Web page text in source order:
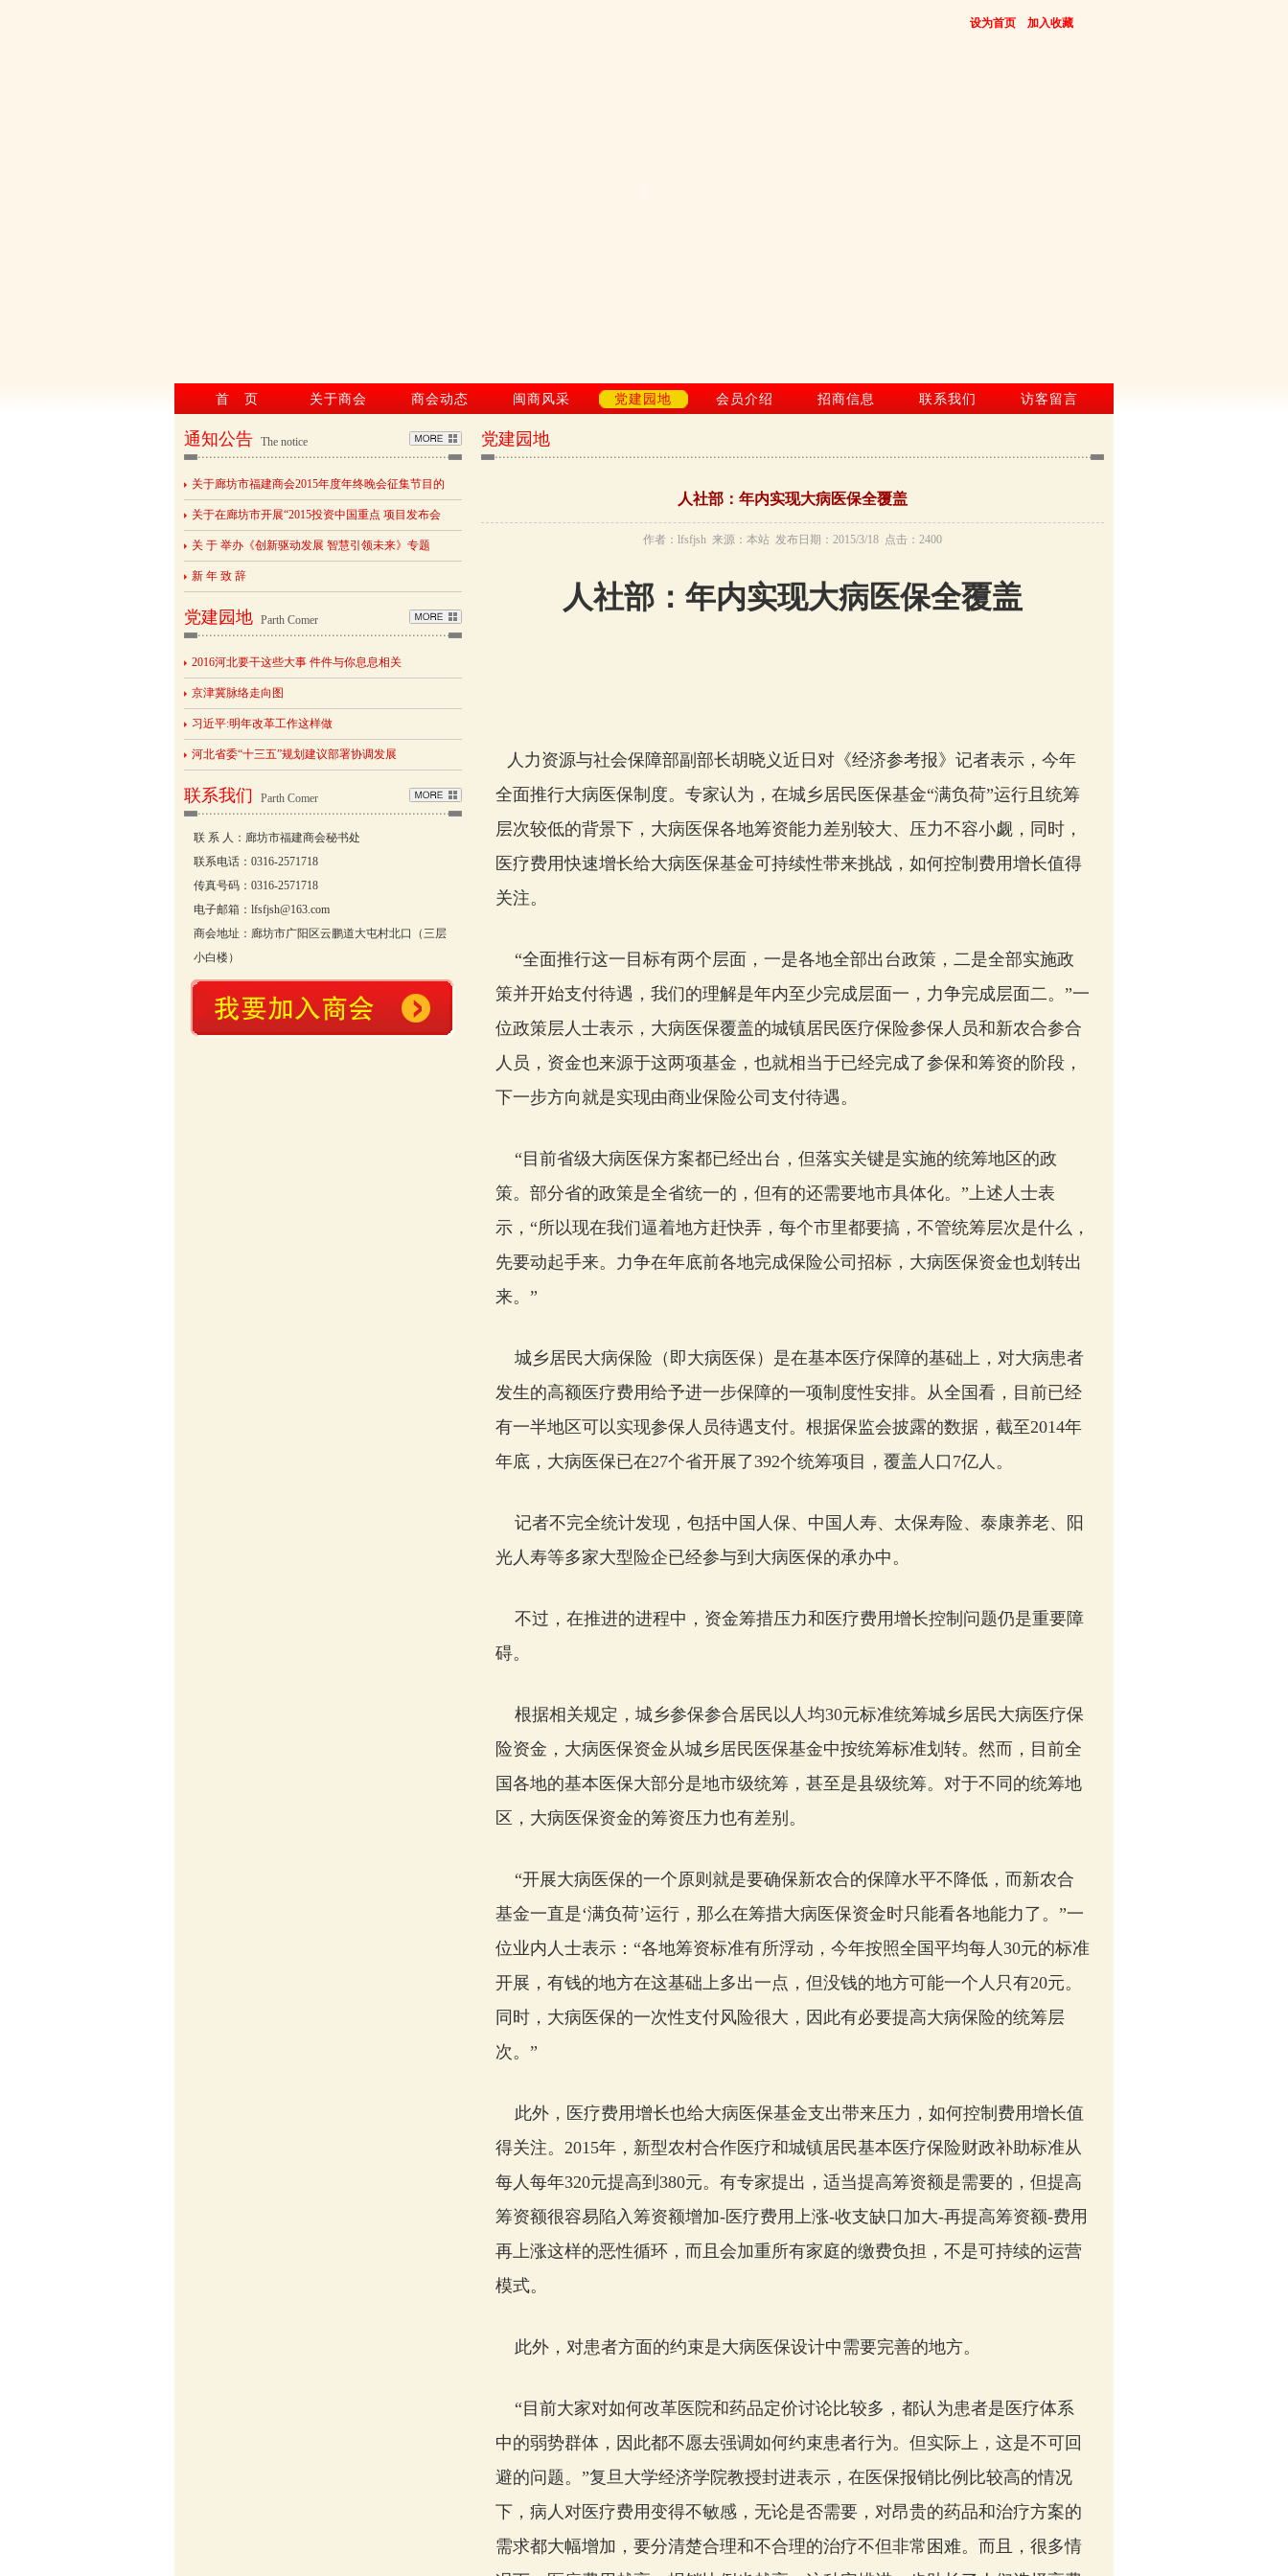
设为首页 加入收藏
首 页 关于商会 商会动态 闽商风采 党建园地 会员介绍 招商信息 联系我们 访客留言
通知公告 The notice
关于廊坊市福建商会2015年度年终晚会征集节目的
关于在廊坊市开展“2015投资中国重点 项目发布会
关 于 举办《创新驱动发展 智慧引领未来》专题
新 年 致 辞
党建园地 Parth Comer
2016河北要干这些大事 件件与你息息相关
京津冀脉络走向图
习近平:明年改革工作这样做
河北省委“十三五”规划建议部署协调发展
联系我们 Parth Comer
联 系 人：廊坊市福建商会秘书处
联系电话：0316-2571718
传真号码：0316-2571718
电子邮箱：lfsfjsh@163.com
商会地址：廊坊市广阳区云鹏道大屯村北口（三层
小白楼）
党建园地
人社部：年内实现大病医保全覆盖
作者：lfsfjsh 来源：本站 发布日期：2015/3/18 点击：2400
人社部：年内实现大病医保全覆盖
人力资源与社会保障部副部长胡晓义近日对《经济参考报》记者表示，今年
全面推行大病医保制度。专家认为，在城乡居民医保基金“满负荷”运行且统筹
层次较低的背景下，大病医保各地筹资能力差别较大、压力不容小觑，同时，
医疗费用快速增长给大病医保基金可持续性带来挑战，如何控制费用增长值得
关注。
“全面推行这一目标有两个层面，一是各地全部出台政策，二是全部实施政
策并开始支付待遇，我们的理解是年内至少完成层面一，力争完成层面二。”一
位政策层人士表示，大病医保覆盖的城镇居民医疗保险参保人员和新农合参合
人员，资金也来源于这两项基金，也就相当于已经完成了参保和筹资的阶段，
下一步方向就是实现由商业保险公司支付待遇。
“目前省级大病医保方案都已经出台，但落实关键是实施的统筹地区的政
策。部分省的政策是全省统一的，但有的还需要地市具体化。”上述人士表
示，“所以现在我们逼着地方赶快弄，每个市里都要搞，不管统筹层次是什么，
先要动起手来。力争在年底前各地完成保险公司招标，大病医保资金也划转出
来。”
城乡居民大病保险（即大病医保）是在基本医疗保障的基础上，对大病患者
发生的高额医疗费用给予进一步保障的一项制度性安排。从全国看，目前已经
有一半地区可以实现参保人员待遇支付。根据保监会披露的数据，截至2014年
年底，大病医保已在27个省开展了392个统筹项目，覆盖人口7亿人。
记者不完全统计发现，包括中国人保、中国人寿、太保寿险、泰康养老、阳
光人寿等多家大型险企已经参与到大病医保的承办中。
不过，在推进的进程中，资金筹措压力和医疗费用增长控制问题仍是重要障
碍。
根据相关规定，城乡参保参合居民以人均30元标准统筹城乡居民大病医疗保
险资金，大病医保资金从城乡居民医保基金中按统筹标准划转。然而，目前全
国各地的基本医保大部分是地市级统筹，甚至是县级统筹。对于不同的统筹地
区，大病医保资金的筹资压力也有差别。
“开展大病医保的一个原则就是要确保新农合的保障水平不降低，而新农合
基金一直是‘满负荷’运行，那么在筹措大病医保资金时只能看各地能力了。”一
位业内人士表示：“各地筹资标准有所浮动，今年按照全国平均每人30元的标准
开展，有钱的地方在这基础上多出一点，但没钱的地方可能一个人只有20元。
同时，大病医保的一次性支付风险很大，因此有必要提高大病保险的统筹层
次。”
此外，医疗费用增长也给大病医保基金支出带来压力，如何控制费用增长值
得关注。2015年，新型农村合作医疗和城镇居民基本医疗保险财政补助标准从
每人每年320元提高到380元。有专家提出，适当提高筹资额是需要的，但提高
筹资额很容易陷入筹资额增加-医疗费用上涨-收支缺口加大-再提高筹资额-费用
再上涨这样的恶性循环，而且会加重所有家庭的缴费负担，不是可持续的运营
模式。
此外，对患者方面的约束是大病医保设计中需要完善的地方。
“目前大家对如何改革医院和药品定价讨论比较多，都认为患者是医疗体系
中的弱势群体，因此都不愿去强调如何约束患者行为。但实际上，这是不可回
避的问题。”复旦大学经济学院教授封进表示，在医保报销比例比较高的情况
下，病人对医疗费用变得不敏感，无论是否需要，对昂贵的药品和治疗方案的
需求都大幅增加，要分清楚合理和不合理的治疗不但非常困难。而且，很多情